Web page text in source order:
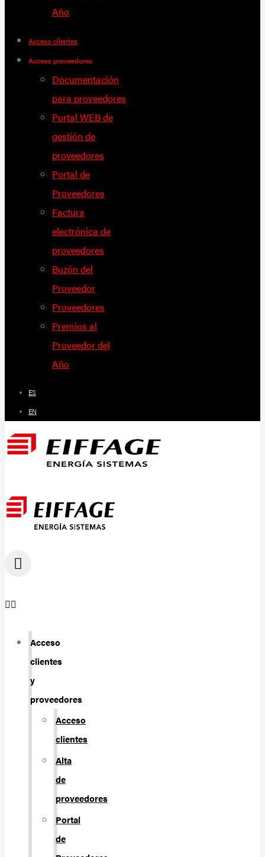
Año
Acceso clientes
Acceso proveedores
Documentación
para proveedores
Portal WEB de
gestión de
proveedores
Portal de
Proveedores
Factura
electrónica de
proveedores
Buzón del
Proveedor
Proveedores
Premios al
Proveedor del
Año
ES
EN
Acceso
clientes
y
proveedores
Acceso
clientes
Alta
de
proveedores
Portal
de